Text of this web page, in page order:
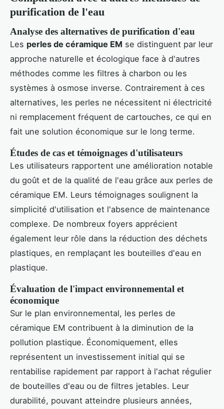
purification de l'eau
Analyse des alternatives de purification d'eau
Les perles de céramique EM se distinguent par leur
approche naturelle et écologique face à d'autres
méthodes comme les filtres à charbon ou les
systèmes à osmose inverse. Contrairement à ces
alternatives, les perles ne nécessitent ni électricité
ni remplacement fréquent de cartouches, ce qui en
fait une solution économique sur le long terme.
Études de cas et témoignages d'utilisateurs
Les utilisateurs rapportent une amélioration notable
du goût et de la qualité de l'eau grâce aux perles de
céramique EM. Leurs témoignages soulignent la
simplicité d'utilisation et l'absence de maintenance
complexe. De nombreux foyers apprécient
également leur rôle dans la réduction des déchets
plastiques, en remplaçant les bouteilles d'eau en
plastique.
Évaluation de l'impact environnemental et
économique
Sur le plan environnemental, les perles de
céramique EM contribuent à la diminution de la
pollution plastique. Économiquement, elles
représentent un investissement initial qui se
rentabilise rapidement par rapport à l'achat régulier
de bouteilles d'eau ou de filtres jetables. Leur
durabilité, pouvant atteindre plusieurs années,